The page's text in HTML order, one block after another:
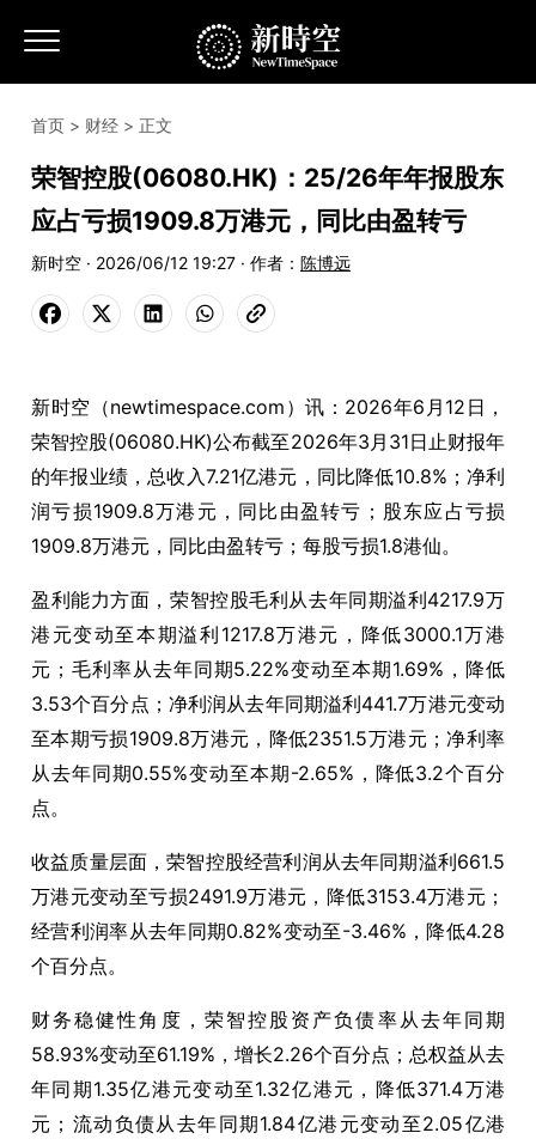
首页 > 财经 > 正文
荣智控股(06080.HK)：25/26年年报股东
应占亏损1909.8万港元，同比由盈转亏
新时空 · 2026/06/12 19:27 · 作者： 陈博远
新时空（newtimespace.com）讯：2026年6月12日，
荣智控股(06080.HK)公布截至2026年3月31日止财报年
的年报业绩，总收入7.21亿港元，同比降低10.8%；净利
润亏损1909.8万港元，同比由盈转亏；股东应占亏损
1909.8万港元，同比由盈转亏；每股亏损1.8港仙。
盈利能力方面，荣智控股毛利从去年同期溢利4217.9万
港元变动至本期溢利1217.8万港元，降低3000.1万港
元；毛利率从去年同期5.22%变动至本期1.69%，降低
3.53个百分点；净利润从去年同期溢利441.7万港元变动
至本期亏损1909.8万港元，降低2351.5万港元；净利率
从去年同期0.55%变动至本期-2.65%，降低3.2个百分
点。
收益质量层面，荣智控股经营利润从去年同期溢利661.5
万港元变动至亏损2491.9万港元，降低3153.4万港元；
经营利润率从去年同期0.82%变动至-3.46%，降低4.28
个百分点。
财务稳健性角度，荣智控股资产负债率从去年同期
58.93%变动至61.19%，增长2.26个百分点；总权益从去
年同期1.35亿港元变动至1.32亿港元，降低371.4万港
元；流动负债从去年同期1.84亿港元变动至2.05亿港